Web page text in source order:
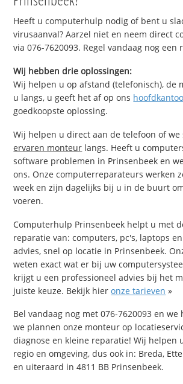
Heeft u computerhulp nodig of bent u
virusaanval? Aarzel niet en neem direct
via 076-7620093. Regel vandaag nog een
Wij hebben drie oplossingen:
Wij helpen u op afstand (telefonisch), de
u langs, u geeft het af op ons
goedkoopste oplossing.
Wij helpen u direct aan de telefoon of we
ervaren monteur langs. Heeft u
software problemen in Prinsenbeek en
ons. Onze computerreparateurs werken
week en zijn dagelijks bij u in de buurt
voeren.
Computerhulp Prinsenbeek helpt u met
reparatie van: computers, pc's, laptops
advies, snel op locatie in Prinsenbeek.
weten exact wat er bij uw
krijgt u een professioneel advies bij het
juiste keuze. Bekijk hieronze tarieven »
Bel vandaag nog met 076-7620093 en
we plannen onze monteur op
diagnose en kleine reparatie! Wij helpen
regio en omgeving, dus ook in: Breda,
en uiteraard in 4811 BB Prinsenbeek.